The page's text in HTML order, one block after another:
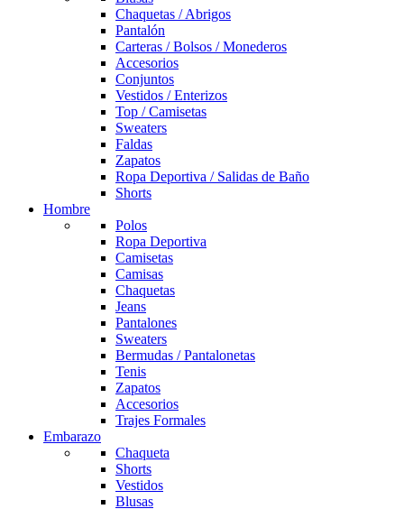
Chaquetas / Abrigos
Pantalón
Carteras / Bolsos / Monederos
Accesorios
Conjuntos
Vestidos / Enterizos
Top / Camisetas
Sweaters
Faldas
Zapatos
Ropa Deportiva / Salidas de Baño
Shorts
Hombre
Polos
Ropa Deportiva
Camisetas
Camisas
Chaquetas
Jeans
Pantalones
Sweaters
Bermudas / Pantalonetas
Tenis
Zapatos
Accesorios
Trajes Formales
Embarazo
Chaqueta
Shorts
Vestidos
Blusas